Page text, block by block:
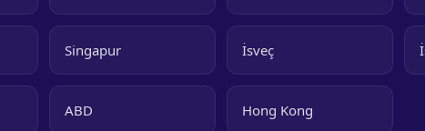
Singapur İsveç
ABD Hong Kong